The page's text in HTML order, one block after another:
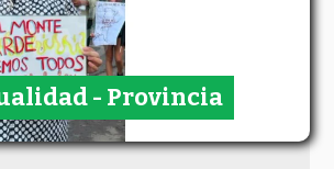
- Provincia